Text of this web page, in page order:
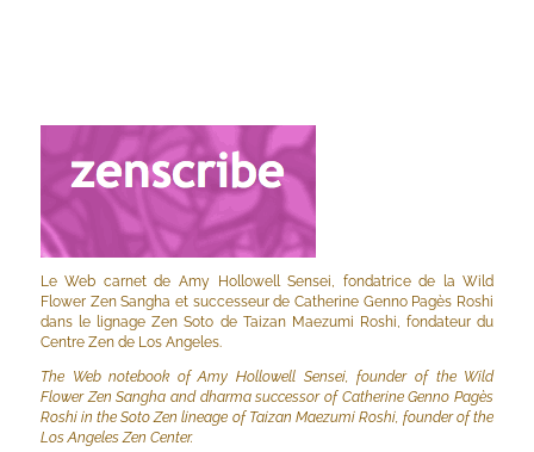
Le Web carnet de Amy Hollowell Sensei, fondatrice de la Wild
Flower Zen Sangha et successeur de Catherine Genno Pagès Roshi
dans le lignage Zen Soto de Taizan Maezumi Roshi, fondateur du
Centre Zen de Los Angeles.
The Web notebook of Amy Hollowell Sensei, founder of the Wild
Flower Zen Sangha and dharma successor of Catherine Genno Pagès
Roshi in the Soto Zen lineage of Taizan Maezumi Roshi, founder of the
Los Angeles Zen Center.